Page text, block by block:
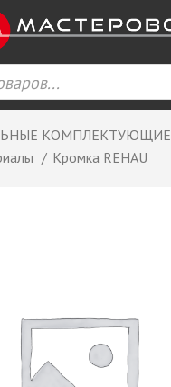
КОМПЛЕКТУЮЩИЕ
Кромка REHAU